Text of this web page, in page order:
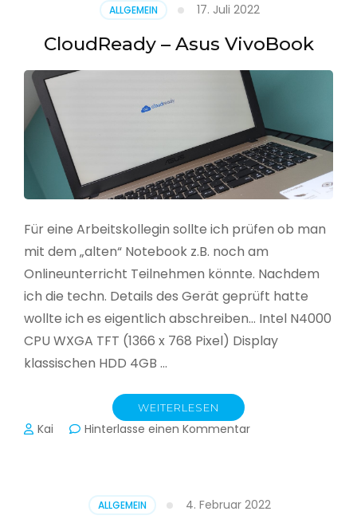
Jahressicherung
ALLGEMEIN 17. Juli 2022
CloudReady – Asus VivoBook
Für eine Arbeitskollegin sollte ich prüfen ob man
mit dem „alten“ Notebook z.B. noch am
Onlineunterricht Teilnehmen könnte. Nachdem
ich die techn. Details des Gerät geprüft hatte
wollte ich es eigentlich abschreiben… Intel N4000
CPU WXGA TFT (1366 x 768 Pixel) Display
klassischen HDD 4GB …
WEITERLESEN
Kai Hinterlasse einen Kommentarzu
ALLGEMEIN 4. Februar 2022